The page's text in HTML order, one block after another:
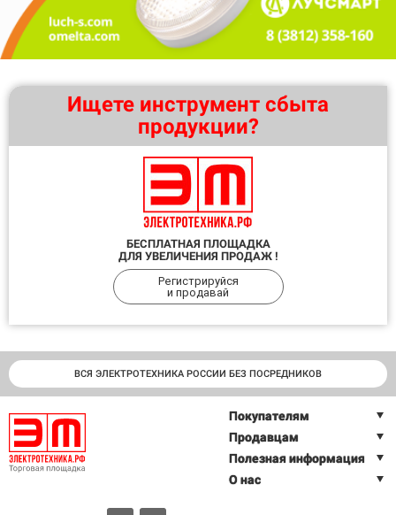
Ищете инструмент сбыта
продукции?
БЕСПЛАТНАЯ ПЛОЩАДКА
ДЛЯ УВЕЛИЧЕНИЯ ПРОДАЖ !
Регистрируйся
и продавай
ВСЯ ЭЛЕКТРОТЕХНИКА РОССИИ БЕЗ ПОСРЕДНИКОВ
Покупателям
Продавцам
Полезная информация
О нас